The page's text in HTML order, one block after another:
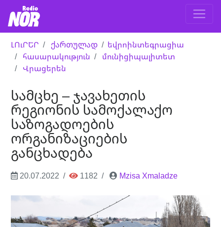
ԼՈւՐԵՐ ქართულად
եվրոինտեգրացիա
հասարակություն
մունիցիպալիտետ
Վրացերեն
სამცხე – ჯავახეთის
რეგიონის სამოქალაქო
საზოგადოების
ორგანიზაციების
განცხადება
20.07.2022 1182 Mzisa Xmaladze